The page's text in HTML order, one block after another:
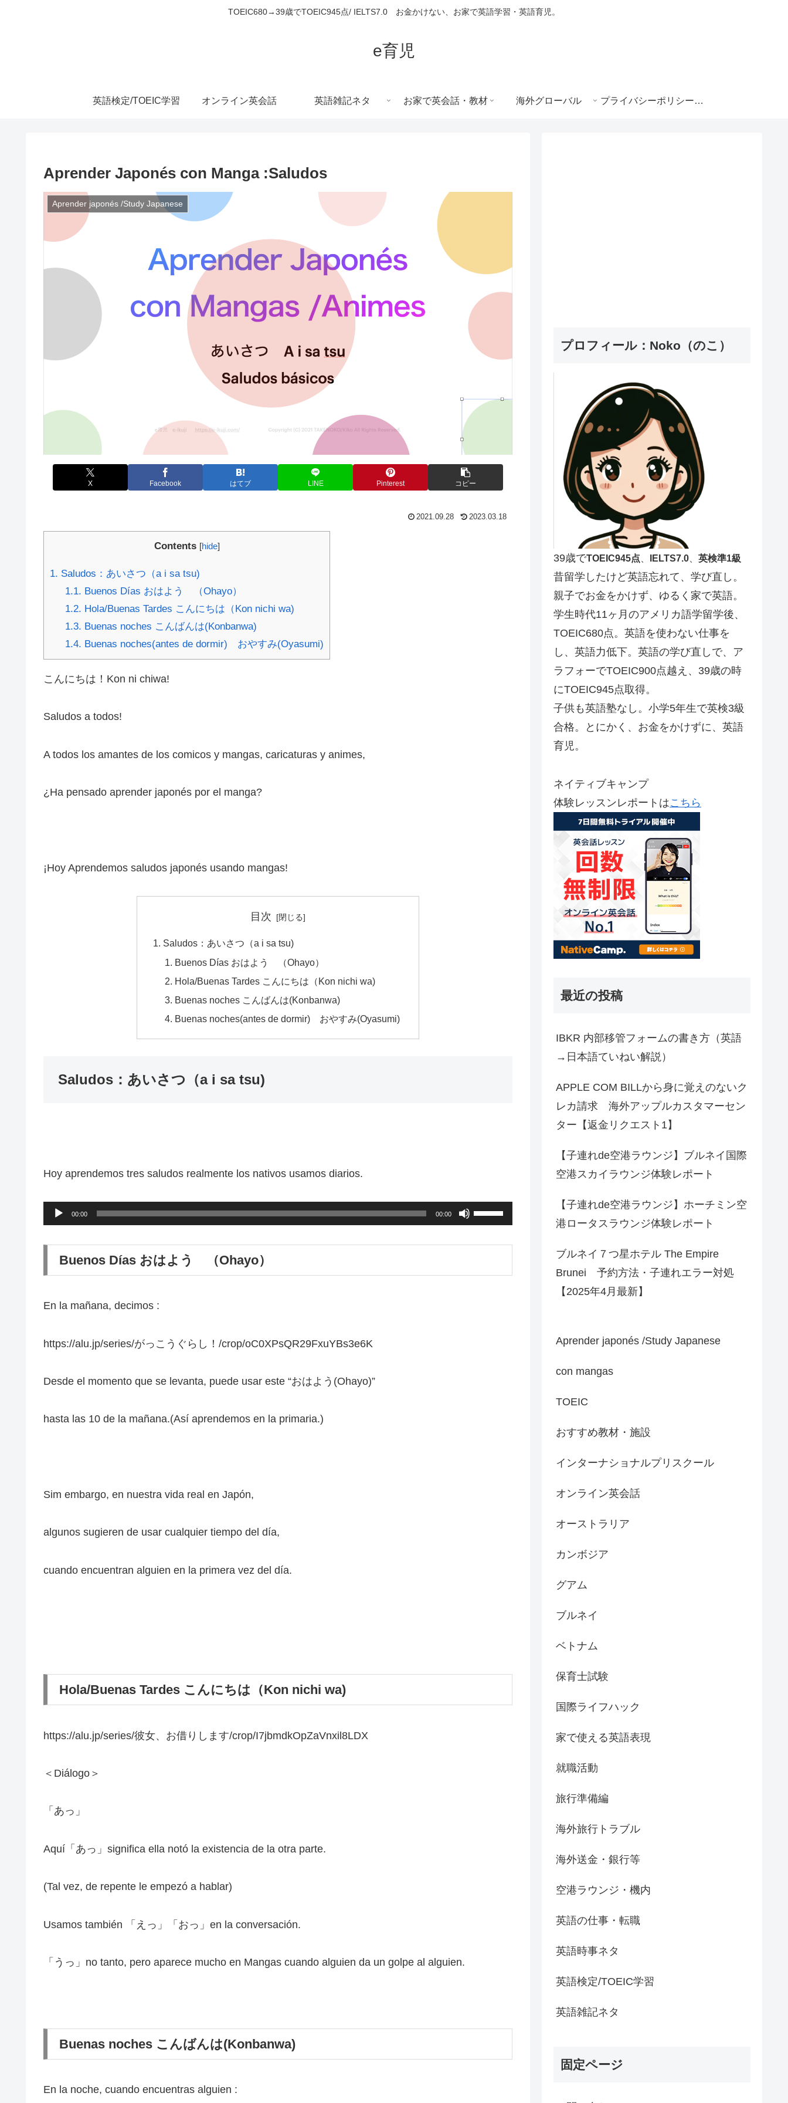
TOEIC680→39歳でTOEIC945点/ IELTS7.0 お金かけない、お家で英語学習・英語育児。
e育児
英語検定/TOEIC学習 オンライン英会話 英語雑記ネタ お家で英会話・教材 海外グローバル プライバシーポリシー|e-ikuji.com
Aprender Japonés con Manga :Saludos
Aprender japonés /Study Japanese
X Facebook はてブ LINE Pinterest コピー
2021.09.28 2023.03.18
Contents [hide]
1. Saludos：あいさつ（a i sa tsu)
1.1. Buenos Días おはよう （Ohayo）
1.2. Hola/Buenas Tardes こんにちは（Kon nichi wa)
1.3. Buenas noches こんばんは(Konbanwa)
1.4. Buenas noches(antes de dormir) おやすみ(Oyasumi)
こんにちは！Kon ni chiwa!
Saludos a todos!
A todos los amantes de los comicos y mangas, caricaturas y animes,
¿Ha pensado aprender japonés por el manga?
¡Hoy Aprendemos saludos japonés usando mangas!
目次
Saludos：あいさつ（a i sa tsu)
Buenos Días おはよう （Ohayo）
Hola/Buenas Tardes こんにちは（Kon nichi wa)
Buenas noches こんばんは(Konbanwa)
Buenas noches(antes de dormir) おやすみ(Oyasumi)
Saludos：あいさつ（a i sa tsu)
Hoy aprendemos tres saludos realmente los nativos usamos diarios.
プ
ヤ
00:00 00:00
ボ
ュ
Buenos Días おはよう （Ohayo）
En la mañana, decimos :
https://alu.jp/series/がっこうぐらし！/crop/oC0XPsQR29FxuYBs3e6K
Desde el momento que se levanta, puede usar este “おはよう(Ohayo)”
hasta las 10 de la mañana.(Así aprendemos en la primaria.)
Sim embargo, en nuestra vida real en Japón,
algunos sugieren de usar cualquier tiempo del día,
cuando encuentran alguien en la primera vez del día.
Hola/Buenas Tardes こんにちは（Kon nichi wa)
https://alu.jp/series/彼女、お借りします/crop/I7jbmdkOpZaVnxil8LDX
＜Diálogo＞
「あっ」
Aquí「あっ」significa ella notó la existencia de la otra parte.
(Tal vez, de repente le empezó a hablar)
Usamos también 「えっ」「おっ」en la conversación.
「うっ」no tanto, pero aparece mucho en Mangas cuando alguien da un golpe al alguien.
Buenas noches こんばんは(Konbanwa)
En la noche, cuando encuentras alguien :
プロフィール：Noko（のこ）
39歳でTOEIC945点 IELTS7.0 英検準1級
昔留学したけど英語忘れて、学び直し。
親子でお金をかけず、ゆるく家で英語。
学生時代11ヶ月のアメリカ語学留学後、
TOEIC680点。英語を使わない仕事を
し、英語力低下。英語の学び直しで、ア
ラフォーでTOEIC900点越え、39歳の時
にTOEIC945点取得。
子供も英語塾なし。小学5年生で英検3級
合格。とにかく、お金をかけずに、英語
育児。
ネイティブキャンプ
体験レッスンレポートはこちら
最近の投稿
IBKR 内部移管フォームの書き方（英語
→日本語ていねい解説）
APPLE COM BILLから身に覚えのないク
レカ請求 海外アップルカスタマーセン
ター【返金リクエスト1】
【子連れde空港ラウンジ】ブルネイ国際
空港スカイラウンジ体験レポート
【子連れde空港ラウンジ】ホーチミン空
港ロータスラウンジ体験レポート
ブルネイ７つ星ホテル The Empire
Brunei 予約方法・子連れエラー対処
【2025年4月最新】
Aprender japonés /Study Japanese
con mangas
TOEIC
おすすめ教材・施設
インターナショナルプリスクール
オンライン英会話
オーストラリア
カンボジア
グアム
ブルネイ
ベトナム
保育士試験
国際ライフハック
家で使える英語表現
就職活動
旅行準備編
海外旅行トラブル
海外送金・銀行等
空港ラウンジ・機内
英語の仕事・転職
英語時事ネタ
英語検定/TOEIC学習
英語雑記ネタ
固定ページ